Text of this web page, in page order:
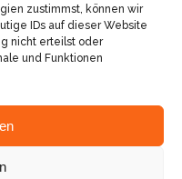
zustimmst, können wir
IDs auf dieser Website
nicht erteilst oder
und Funktionen
3D